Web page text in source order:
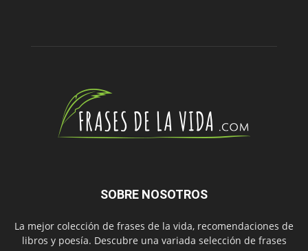
SOBRE NOSOTROS
La mejor colección de frases de la vida, recomendaciones de
libros y poesía. Descubre una variada selección de frases